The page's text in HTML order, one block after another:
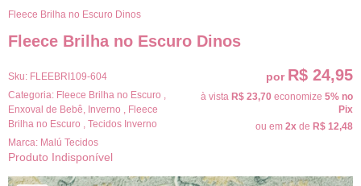
Fleece Brilha no Escuro Dinos
Fleece Brilha no Escuro Dinos
Sku: FLEEBRI109-604
Categoria: Fleece Brilha no Escuro
Enxoval de Bebê Inverno
Fleece
Brilha no Escuro
Tecidos Inverno
Marca: Malú Tecidos
Produto Indisponível
por R$ 24,95
à vista R$ 23,70 economize 5% no
Pix
ou em 2x de R$ 12,48